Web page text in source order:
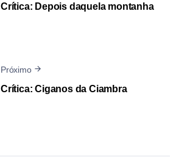
Crítica: Depois daquela montanha
Próximo
Crítica: Ciganos da Ciambra